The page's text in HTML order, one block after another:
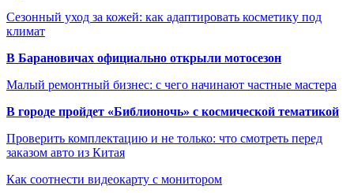
Сезонный уход за кожей: как адаптировать косметику под
климат
В Барановичах официально открыли мотосезон
Малый ремонтный бизнес: с чего начинают частные мастера
В городе пройдет «Библионочь» с космической тематикой
Проверить комплектацию и не только: что смотреть перед
заказом авто из Китая
Как соотнести видеокарту с монитором